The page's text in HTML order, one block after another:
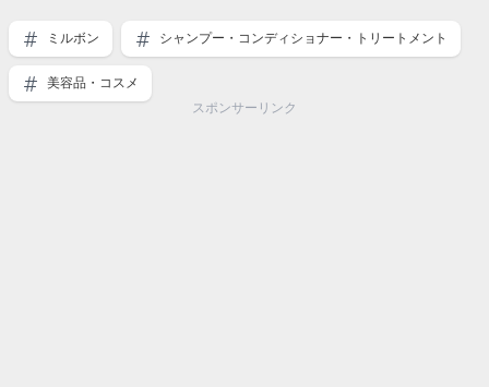
ミルボン シャンプー・コンディショナー・トリートメント
美容品・コスメ
スポンサーリンク